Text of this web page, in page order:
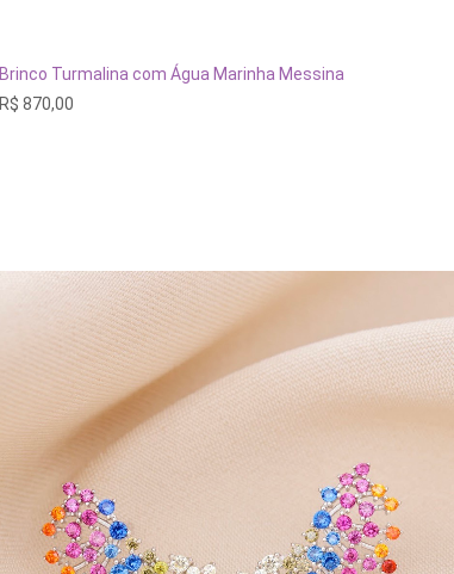
ADICIONAR AO CARRINHO
Brinco Turmalina com Água Marinha Messina
R$ 870,00